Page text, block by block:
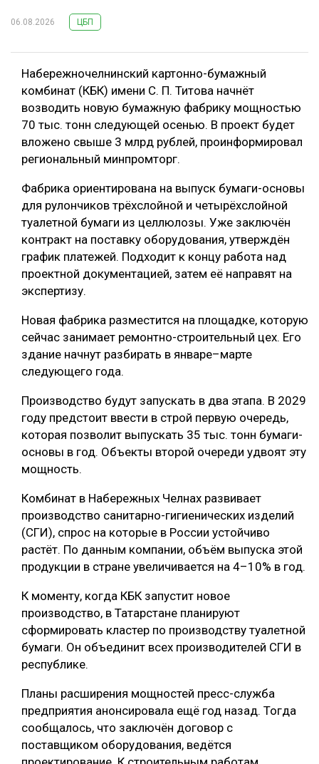
06.08.2026 ЦБП
Набережночелнинский картонно-бумажный
комбинат (КБК) имени С. П. Титова начнёт
возводить новую бумажную фабрику мощностью
70 тыс. тонн следующей осенью. В проект будет
вложено свыше 3 млрд рублей, проинформировал
региональный минпромторг.
Фабрика ориентирована на выпуск бумаги-основы
для рулончиков трёхслойной и четырёхслойной
туалетной бумаги из целлюлозы. Уже заключён
контракт на поставку оборудования, утверждён
график платежей. Подходит к концу работа над
проектной документацией, затем её направят на
экспертизу.
Новая фабрика разместится на площадке, которую
сейчас занимает ремонтно-строительный цех. Его
здание начнут разбирать в январе–марте
следующего года.
Производство будут запускать в два этапа. В 2029
году предстоит ввести в строй первую очередь,
которая позволит выпускать 35 тыс. тонн бумаги-
основы в год. Объекты второй очереди удвоят эту
мощность.
Комбинат в Набережных Челнах развивает
производство санитарно-гигиенических изделий
(СГИ), спрос на которые в России устойчиво
растёт. По данным компании, объём выпуска этой
продукции в стране увеличивается на 4–10% в год.
К моменту, когда КБК запустит новое
производство, в Татарстане планируют
сформировать кластер по производству туалетной
бумаги. Он объединит всех производителей СГИ в
республике.
Планы расширения мощностей пресс-служба
предприятия анонсировала ещё год назад. Тогда
сообщалось, что заключён договор с
поставщиком оборудования, ведётся